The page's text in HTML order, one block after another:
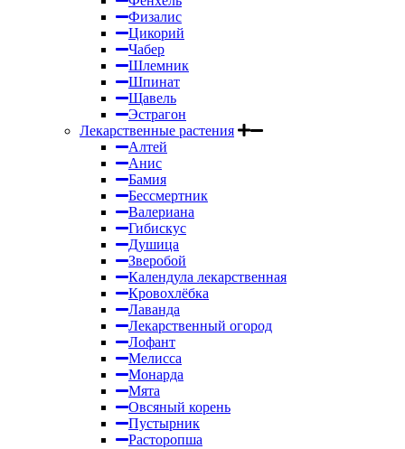
Физалис
Цикорий
Чабер
Шлемник
Шпинат
Щавель
Эстрагон
Лекарственные растения
Алтей
Анис
Бамия
Бессмертник
Валериана
Гибискус
Душица
Зверобой
Календула лекарственная
Кровохлёбка
Лаванда
Лекарственный огород
Лофант
Мелисса
Монарда
Мята
Овсяный корень
Пустырник
Расторопша